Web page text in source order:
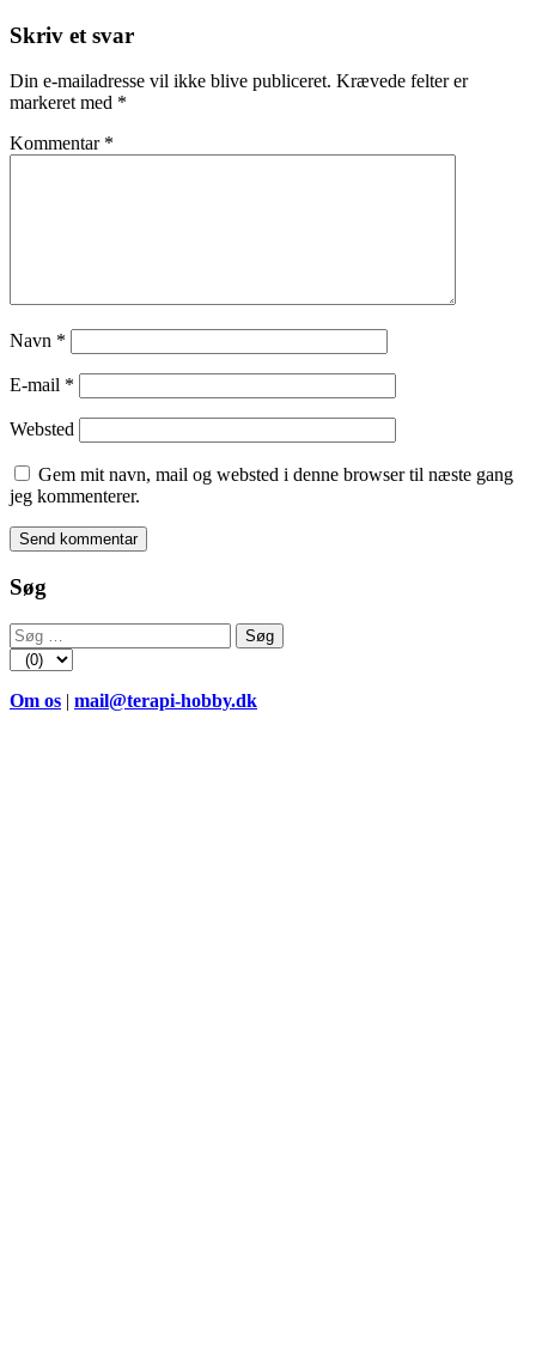
Skriv et svar
Din e-mailadresse vil ikke blive publiceret. Krævede felter er
markeret med *
Kommentar *
Navn *
E-mail *
Websted
Gem mit navn, mail og websted i denne browser til næste gang
jeg kommenterer.
Søg
Søg
efter:
Om os | mail@terapi-hobby.dk